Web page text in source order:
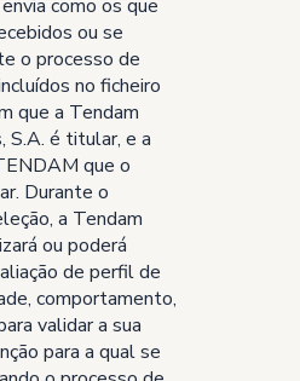
como os que
ou se
o processo de
no ficheiro
que a Tendam
S.A. é titular, e a
que o
Durante o
a Tendam
ou poderá
de perfil de
comportamento,
validar a sua
para a qual se